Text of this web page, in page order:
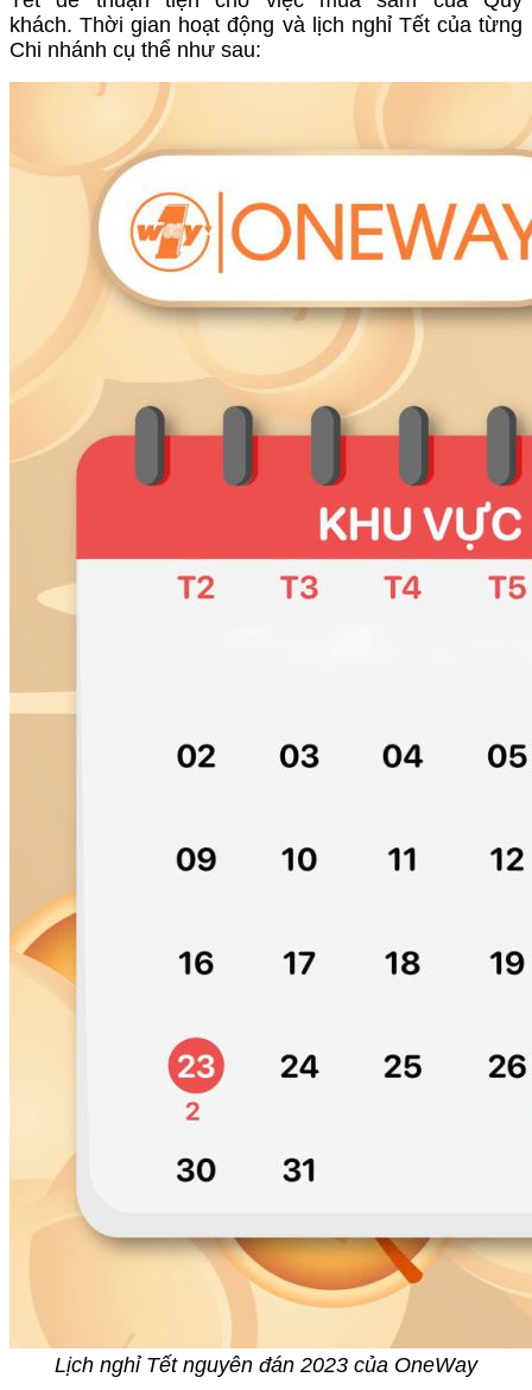
khách. Thời gian hoạt động và lịch nghỉ Tết của từng
Chi nhánh cụ thể như sau:
Lịch nghỉ Tết nguyên đán 2023 của OneWay